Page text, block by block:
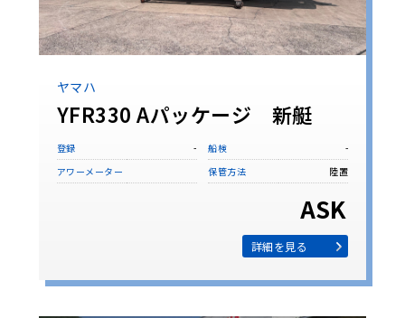
ヤマハ
YFR330 Aパッケージ 新艇
登録 - 船検
-
アワーメーター
保管方法 陸置
ASK
詳細を見る